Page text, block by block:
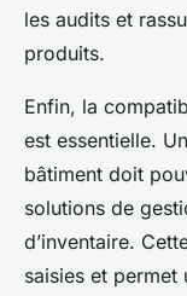
les audits et
produits.
Enfin, la
est essentielle.
bâtiment doit
solutions de
d’inventaire.
saisies et